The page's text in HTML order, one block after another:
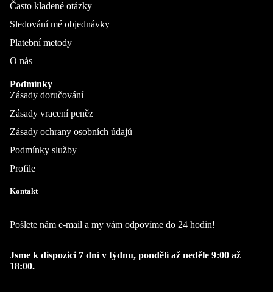
Často kladené otázky
Sledování mé objednávky
Platební metody
O nás
Podmínky
Zásady doručování
Zásady vracení peněz
Zásady ochrany osobních údajů
Podmínky služby
Profile
Kontakt
Pošlete nám e-mail a my vám odpovíme do 24 hodin!
Jsme k dispozici 7 dní v týdnu, pondělí až neděle 9:00 až
18:00.